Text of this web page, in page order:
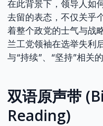
在此背景下，领导人如
去留的表态，不仅关乎
着整个政党的士气与战
兰工党领袖在选举失利
与“持续”、“坚持”相关
双语原声带
Reading)